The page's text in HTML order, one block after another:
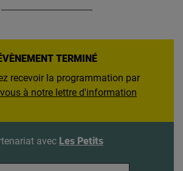
TERMINÉ
recevoir la programmation par
à notre lettre d'information
avec Les Petits